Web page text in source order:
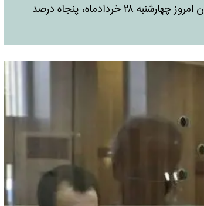
شورای هماهنگی بانک‌های دولتی اعلام کرد: با توجه به تعطیلی بازار بورس تهران امروز چهارشنبه ۲۸ خردادماه، پنجاه درصد